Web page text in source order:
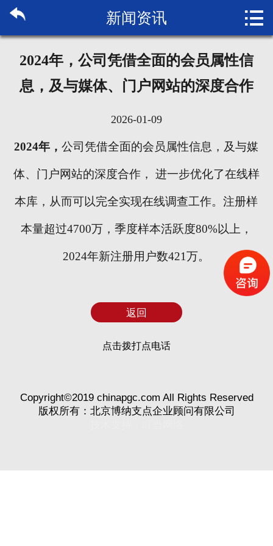
市场研究
行业报告
大数据
新闻资讯
加入我们
新闻资讯 
2024年，公司凭借全面的会员属性信
息，及与媒体、门户网站的深度合作
2026-01-09
2024年，公司凭借全面的会员属性信息，及与媒
体、门户网站的深度合作， 进一步优化了在线样
本库，从而可以完全实现在线调查工作。注册样
本量超过4700万，季度样本活跃度80%以上，
2024年新注册用户数421万。
返回
点击拨打点电话
Copyright©2019 chinapgc.com All Rights Reserved
版权所有：北京博纳支点企业顾问有限公司